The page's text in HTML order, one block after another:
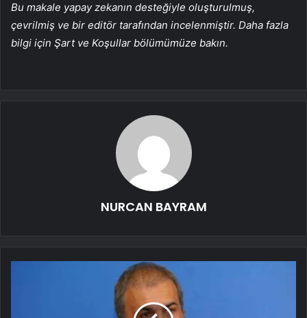
Bu makale yapay zekanın desteğiyle oluşturulmuş,
çevrilmiş ve bir editör tarafından incelenmiştir. Daha fazla
bilgi için Şart ve Koşullar bölümümüze bakın.
NURCAN BAYRAM